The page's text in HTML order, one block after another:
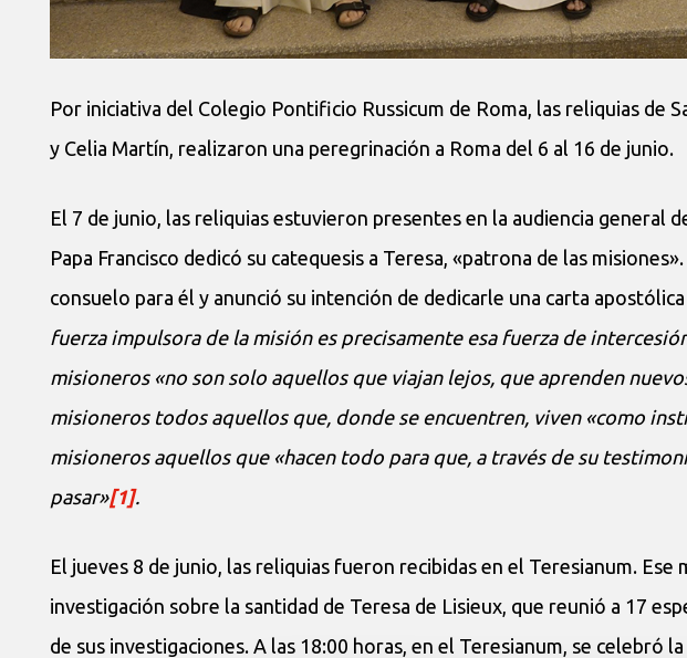
Por iniciativa del Colegio Pontificio Russicum de Roma, las reliquias de
y Celia Martín, realizaron una peregrinación a Roma del 6 al 16 de junio.
El 7 de junio, las reliquias estuvieron presentes en la audiencia general
Papa Francisco dedicó su catequesis a Teresa, «patrona de las
consuelo para él y anunció su intención de dedicarle una carta
fuerza impulsora de la misión es precisamente esa fuerza de
misioneros «no son solo aquellos que viajan lejos, que aprenden
misioneros todos aquellos que, donde se encuentren, viven «como
misioneros aquellos que «hacen todo para que, a través de su
pasar»[1].
El jueves 8 de junio, las reliquias fueron recibidas en el Teresianum. Ese
investigación sobre la santidad de Teresa de Lisieux, que reunió a 17
de sus investigaciones. A las 18:00 horas, en el Teresianum, se celebró